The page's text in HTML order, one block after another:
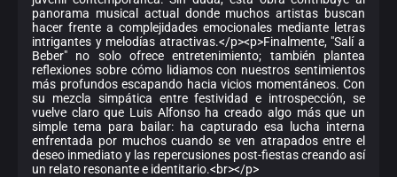
panorama musical actual donde muchos artistas buscan
hacer frente a complejidades emocionales mediante letras
intrigantes y melodías atractivas.</p><p>Finalmente, "Salí a
Beber" no solo ofrece entretenimiento; también plantea
reflexiones sobre cómo lidiamos con nuestros sentimientos
más profundos escapando hacia vicios momentáneos. Con
su mezcla simpática entre festividad e introspección, se
vuelve claro que Luis Alfonso ha creado algo más que un
simple tema para bailar: ha capturado esa lucha interna
enfrentada por muchos cuando se ven atrapados entre el
deseo inmediato y las repercusiones post-fiestas creando así
un relato resonante e identitario.<br></p>